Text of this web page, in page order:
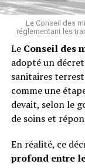
Jean
En condamnant
lumière
étrangère dont
l’Afrique. Loin
verdict souligne
: celle d’avoir
des raisons où
calculs
Le Sahel paie
la sincérité
Le Conseil des
réglementant les
Le Conseil des
adopté un
sanitaires
comme une
devait, selon le
de soins et
En réalité, ce
profond entre